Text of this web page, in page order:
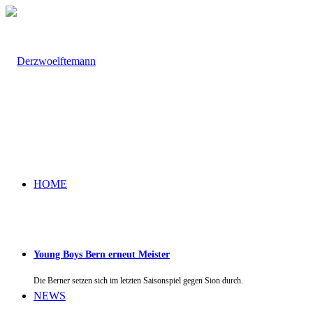
HOME
NEWS
Young Boys Bern erneut Meister
Die Berner setzen sich im letzten Saisonspiel gegen Sion durch.